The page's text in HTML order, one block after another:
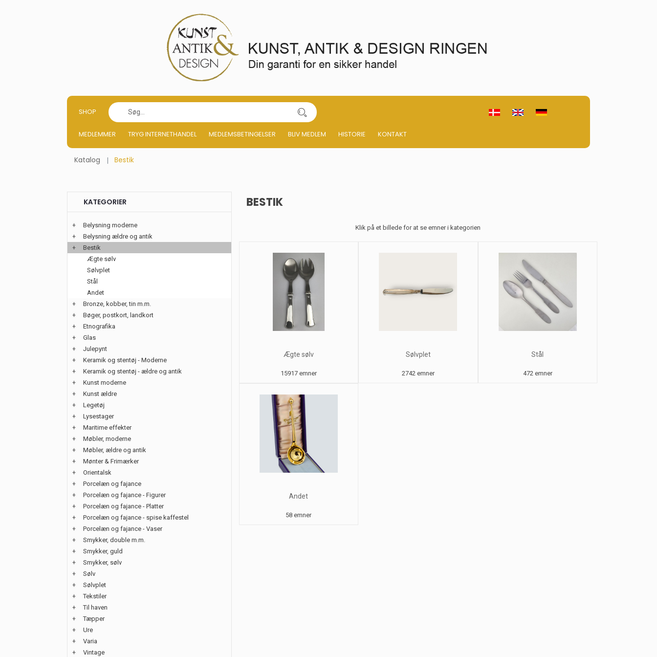
SHOP
MEDLEMMER TRYG INTERNETHANDEL MEDLEMSBETINGELSER BLIV MEDLEM HISTORIE KONTAKT
Katalog Bestik
BESTIK
Klik på et billede for at se emner i kategorien
Ægte sølv
15917 emner
Sølvplet
2742 emner
Stål
472 emner
Andet
58 emner
KATEGORIER
+
Belysning moderne
+
Belysning ældre og antik
+
Bestik
Ægte sølv
Sølvplet
Stål
Andet
+
Bronze, kobber, tin m.m.
+
Bøger, postkort, landkort
+
Etnografika
+
Glas
+
Julepynt
+
Keramik og stentøj - Moderne
+
Keramik og stentøj - ældre og antik
+
Kunst moderne
+
Kunst ældre
+
Legetøj
+
Lysestager
+
Maritime effekter
+
Møbler, moderne
+
Møbler, ældre og antik
+
Mønter & Frimærker
+
Orientalsk
+
Porcelæn og fajance
+
Porcelæn og fajance - Figurer
+
Porcelæn og fajance - Platter
+
Porcelæn og fajance - spise kaffestel
+
Porcelæn og fajance - Vaser
+
Smykker, double m.m.
+
Smykker, guld
+
Smykker, sølv
+
Sølv
+
Sølvplet
+
Tekstiler
+
Til haven
+
Tæpper
+
Ure
+
Varia
+
Vintage